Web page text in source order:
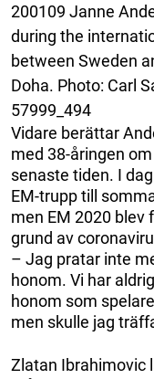
200109 Janne
during the
between Sweden
Doha. Photo: Carl
57999_494
Vidare berättar
med 38-åringen
senaste tiden. I
EM-trupp till
men EM 2020 blev
grund av
– Jag pratar inte
honom. Vi har
honom som
men skulle jag
Zlatan Ibrahimovic